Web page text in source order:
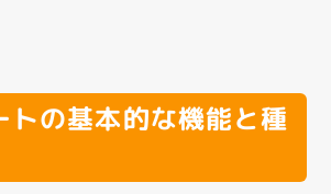
トの基本的な機能と種